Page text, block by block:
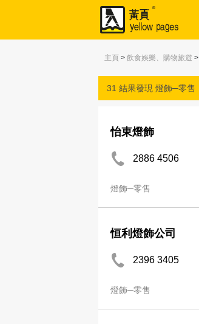
主頁 > 飲食娛樂、購物旅遊 >
31 結果發現 燈飾─零售
怡東燈飾
2886 4506
燈飾─零售
恒利燈飾公司
2396 3405
燈飾─零售